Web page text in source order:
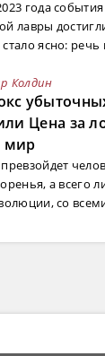
года
лавры
ясно: речь
Колдин
Цена за
мир
а всего
со